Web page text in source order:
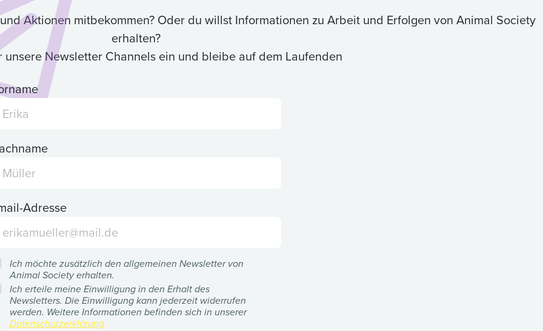
Aktionen mitbekommen? Oder du willst Informationen zu Arbeit und Erfolgen von Animal Society
erhalten?
unsere Newsletter Channels ein und bleibe auf dem Laufenden
Adresse
Ich möchte zusätzlich den allgemeinen Newsletter von
Animal Society erhalten.
Ich erteile meine Einwilligung in den Erhalt des
Newsletters. Die Einwilligung kann jederzeit widerrufen
werden. Weitere Informationen befinden sich in unserer
Datenschutzerklärung